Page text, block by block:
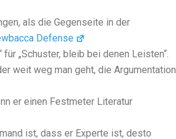
als die Gegenseite in der
Defense
„Schuster, bleib bei denen Leisten“.
weit weg man geht, die Argumentation
er einen Festmeter Literatur
ist, dass er Experte ist, desto